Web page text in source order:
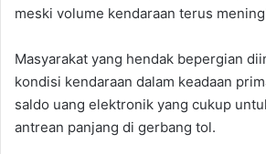
meski volume kendaraan terus
‎Masyarakat yang hendak bepergian
kondisi kendaraan dalam keadaan
saldo uang elektronik yang cukup
antrean panjang di gerbang tol.